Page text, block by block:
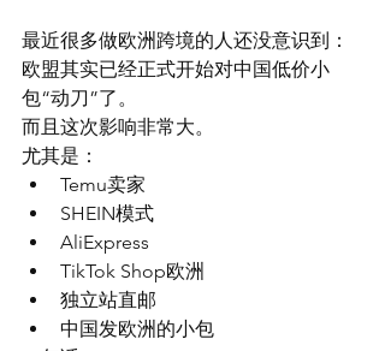
最近很多做欧洲跨境的人还没意识到：
欧盟其实已经正式开始对中国低价小
包“动刀”了。
而且这次影响非常大。
尤其是：
Temu卖家
SHEIN模式
AliExpress
TikTok Shop欧洲
独立站直邮
中国发欧洲的小包